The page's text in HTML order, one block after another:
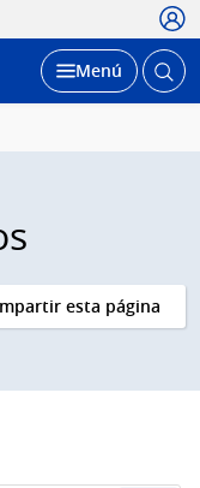
Desplegar
Menú Abrir
esta página